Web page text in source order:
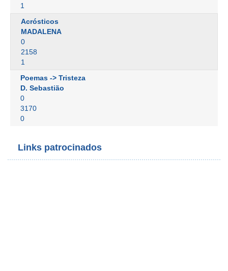
1
Acrósticos
MADALENA
0
2158
1
Poemas -> Tristeza
D. Sebastião
0
3170
0
Links patrocinados